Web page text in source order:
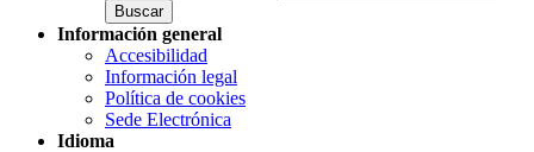
Información general
Accesibilidad
Información legal
Política de cookies
Sede Electrónica
Idioma